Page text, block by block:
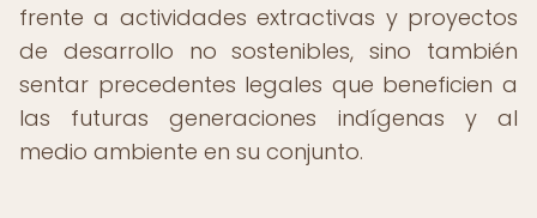
frente a actividades extractivas y proyectos
de desarrollo no sostenibles, sino también
sentar precedentes legales que beneficien a
las futuras generaciones indígenas y al
medio ambiente en su conjunto.